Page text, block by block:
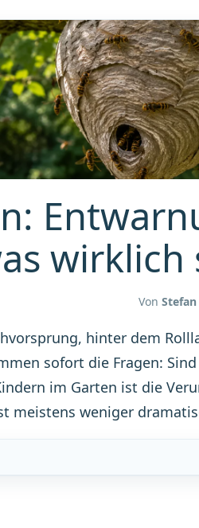
Von
hinter dem
sofort die Fragen:
im Garten ist die
meistens weniger